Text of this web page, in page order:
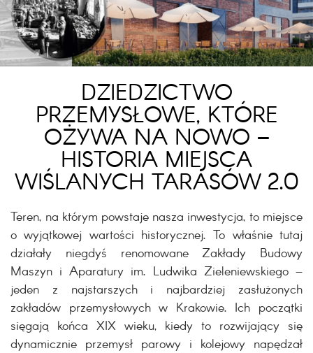
DZIEDZICTWO
PRZEMYSŁOWE, KTÓRE
OŻYWA NA NOWO –
HISTORIA MIEJSCA
WIŚLANYCH TARASÓW 2.0
Teren, na którym powstaje nasza inwestycja, to miejsce
o wyjątkowej wartości historycznej. To właśnie tutaj
działały niegdyś renomowane Zakłady Budowy
Maszyn i Aparatury im. Ludwika Zieleniewskiego –
jeden z najstarszych i najbardziej zasłużonych
zakładów przemysłowych w Krakowie. Ich początki
sięgają końca XIX wieku, kiedy to rozwijający się
dynamicznie przemysł parowy i kolejowy napędzał